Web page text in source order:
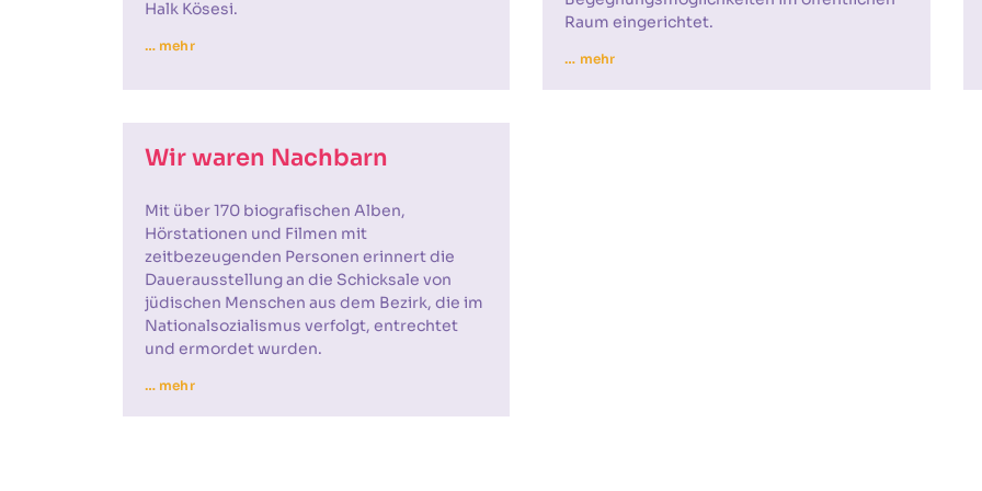
Halk Kösesi.
… mehr
Raum eingerichtet.
… mehr
Wir waren Nachbarn
Mit über 170 biografischen Alben,
Hörstationen und Filmen mit
zeitbezeugenden Personen erinnert die
Dauerausstellung an die Schicksale von
jüdischen Menschen aus dem Bezirk, die im
Nationalsozialismus verfolgt, entrechtet
und ermordet wurden.
… mehr